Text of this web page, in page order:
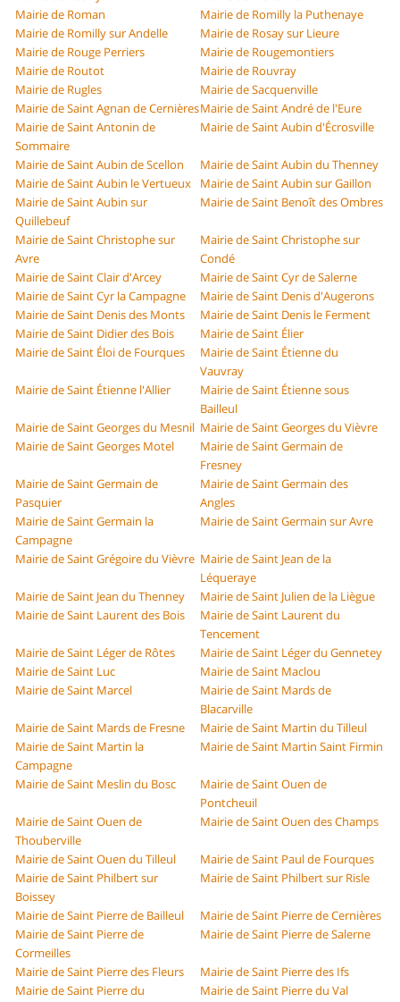
Mairie de Roman
Mairie de Romilly la Puthenaye
Mairie de Romilly sur Andelle
Mairie de Rosay sur Lieure
Mairie de Rouge Perriers
Mairie de Rougemontiers
Mairie de Routot
Mairie de Rouvray
Mairie de Rugles
Mairie de Sacquenville
Mairie de Saint Agnan de CernièresMairie de Saint André de l'Eure
Mairie de Saint Antonin de
Sommaire
Mairie de Saint Aubin d'Écrosville
Mairie de Saint Aubin de Scellon
Mairie de Saint Aubin du Thenney
Mairie de Saint Aubin le Vertueux
Mairie de Saint Aubin sur Gaillon
Mairie de Saint Aubin sur
Quillebeuf
Mairie de Saint Benoît des Ombres
Mairie de Saint Christophe sur
Avre
Mairie de Saint Christophe sur
Condé
Mairie de Saint Clair d'Arcey
Mairie de Saint Cyr de Salerne
Mairie de Saint Cyr la Campagne
Mairie de Saint Denis d'Augerons
Mairie de Saint Denis des Monts
Mairie de Saint Denis le Ferment
Mairie de Saint Didier des Bois
Mairie de Saint Élier
Mairie de Saint Éloi de Fourques
Mairie de Saint Étienne du
Vauvray
Mairie de Saint Étienne l'Allier
Mairie de Saint Étienne sous
Bailleul
Mairie de Saint Georges du Mesnil Mairie de Saint Georges du Vièvre
Mairie de Saint Georges Motel
Mairie de Saint Germain de
Fresney
Mairie de Saint Germain de
Pasquier
Mairie de Saint Germain des
Angles
Mairie de Saint Germain la
Campagne
Mairie de Saint Germain sur Avre
Mairie de Saint Grégoire du Vièvre Mairie de Saint Jean de la
Léqueraye
Mairie de Saint Jean du Thenney
Mairie de Saint Julien de la Liègue
Mairie de Saint Laurent des Bois
Mairie de Saint Laurent du
Tencement
Mairie de Saint Léger de Rôtes
Mairie de Saint Léger du Gennetey
Mairie de Saint Luc
Mairie de Saint Maclou
Mairie de Saint Marcel
Mairie de Saint Mards de
Blacarville
Mairie de Saint Mards de Fresne
Mairie de Saint Martin du Tilleul
Mairie de Saint Martin la
Campagne
Mairie de Saint Martin Saint Firmin
Mairie de Saint Meslin du Bosc
Mairie de Saint Ouen de
Pontcheuil
Mairie de Saint Ouen de
Thouberville
Mairie de Saint Ouen des Champs
Mairie de Saint Ouen du Tilleul
Mairie de Saint Paul de Fourques
Mairie de Saint Philbert sur
Boissey
Mairie de Saint Philbert sur Risle
Mairie de Saint Pierre de Bailleul
Mairie de Saint Pierre de Cernières
Mairie de Saint Pierre de
Cormeilles
Mairie de Saint Pierre de Salerne
Mairie de Saint Pierre des Fleurs
Mairie de Saint Pierre des Ifs
Mairie de Saint Pierre du
Mairie de Saint Pierre du Val